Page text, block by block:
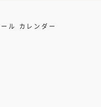
ル カレンダー